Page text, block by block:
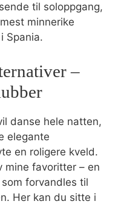
til soloppgang,
minnerike
Spania.
–
danse hele natten,
elegante
en roligere kveld.
mine favoritter – en
forvandles til
Her kan du sitte i